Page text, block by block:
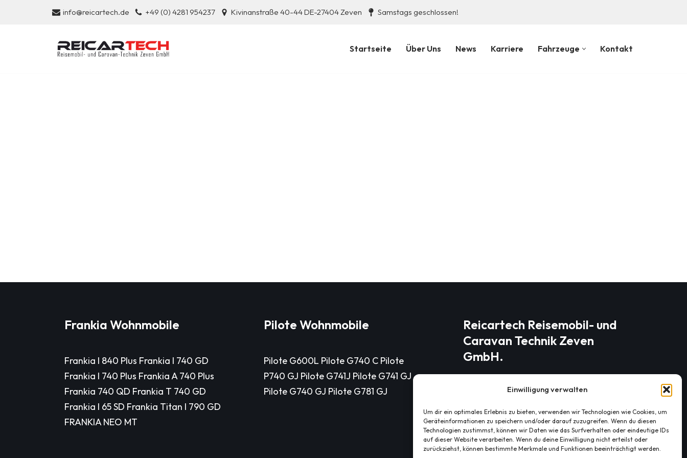
Einwilligung verwalten
Um dir ein optimales Erlebnis zu bieten, verwenden wir Technologien wie Cookies, um
Geräteinformationen zu speichern und/oder darauf zuzugreifen. Wenn du diesen
Technologien zustimmst, können wir Daten wie das Surfverhalten oder eindeutige IDs
auf dieser Website verarbeiten. Wenn du deine Einwilligung nicht erteilst oder
zurückziehst, können bestimmte Merkmale und Funktionen beeinträchtigt werden.
info@reicartech.de +49 (0) 4281 954237 Kivinanstraße 40-44 DE-27404 Zeven Samstags geschlossen!
Startseite Über Uns News Karriere Fahrzeuge Kontakt
Frankia Wohnmobile
Frankia I 840 Plus Frankia I 740 GD
Frankia I 740 Plus Frankia A 740 Plus
Frankia 740 QD Frankia T 740 GD
Frankia I 65 SD Frankia Titan I 790 GD
FRANKIA NEO MT
Pilote Wohnmobile
Pilote G600L Pilote G740 C Pilote
P740 GJ Pilote G741J Pilote G741 GJ
Pilote G740 GJ Pilote G781 GJ
Reicartech Reisemobil- und
Caravan Technik Zeven
GmbH.
Frankia Reisemobile Händler
Kivinanstraße 40-44 DE-27404 Zeven
Telefon: +49 (0) 4281 954237 Fax: +49
(0) 4281 954238 eMail:
info@reicartech.de